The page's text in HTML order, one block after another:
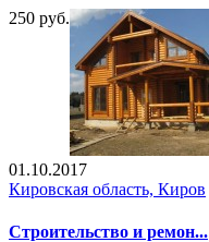
250 руб.
01.10.2017
Кировская область, Киров
Строительство и ремон...